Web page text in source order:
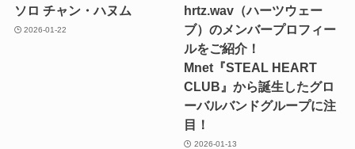
ソロ チャン・ハヌム
2026-01-22
hrtz.wav（ハーツウェー
ブ）のメンバープロフィー
ルをご紹介！
Mnet『STEAL HEART
CLUB』から誕生したグロ
ーバルバンドグループに注
目！
2026-01-13